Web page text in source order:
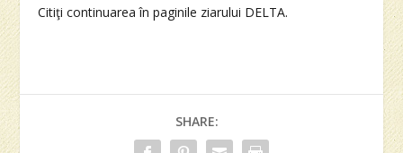
Citiţi continuarea în paginile ziarului DELTA.
SHARE: